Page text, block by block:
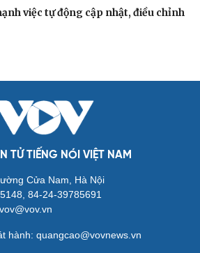
việc tự động cập nhật, điều chỉnh
TỬ TIẾNG NÓI VIỆT NAM
Cửa Nam, Hà Nội
84-24-39785691
hành: quangcao@vovnews.vn